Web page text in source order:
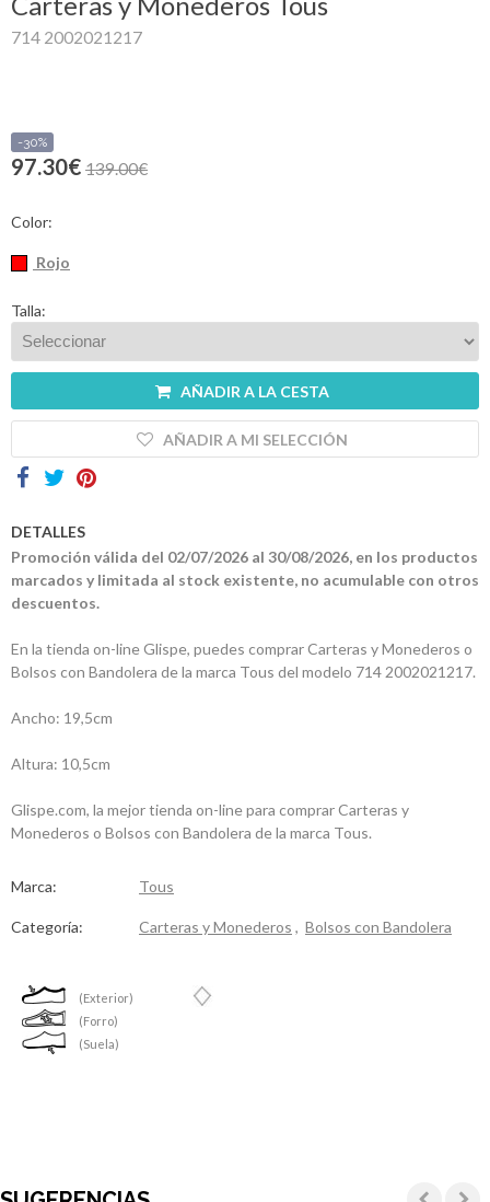
714 2002021217
-30%
97.30€ 139.00€
Color:
Rojo
Talla:
AÑADIR A LA CESTA
AÑADIR A MI SELECCIÓN
DETALLES
Promoción válida del 02/07/2026 al 30/08/2026, en los productos
marcados y limitada al stock existente, no acumulable con otros
descuentos.
En la tienda on-line Glispe, puedes comprar Carteras y Monederos o
Bolsos con Bandolera de la marca Tous del modelo 714 2002021217.
Ancho: 19,5cm
Altura: 10,5cm
Glispe.com, la mejor tienda on-line para comprar Carteras y
Monederos o Bolsos con Bandolera de la marca Tous.
Marca: Tous
Categoría: Carteras y Monederos , Bolsos con Bandolera
(Exterior)
(Forro)
(Suela)